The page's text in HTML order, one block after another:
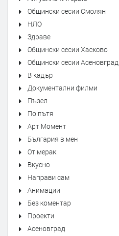
Kiss - Forever
Общински сесии Смолян
НЛО
Здраве
Общински сесии Хасково
Общински сесии Асеновград
В кадър
Документални филми
Пъзел
По пътя
Арт Момент
България в мен
От мерак
Вкусно
Направи сам
Анимации
Без коментар
Проекти
Асеновград